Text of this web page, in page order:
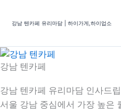
로
건
뛰
기
강남 텐카페 유리마담 | 하이가게,하이업소
강남 텐카페
강남 텐카페 유리마담 인사드
서울 강남 중심에서 가장 높은